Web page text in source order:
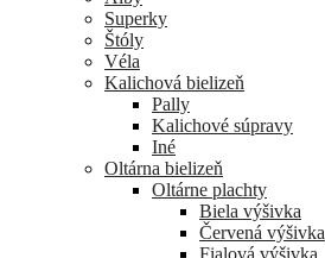
Superky
Štóly
Véla
Kalichová bielizeň
Pally
Kalichové súpravy
Iné
Oltárna bielizeň
Oltárne plachty
Biela výšivka
Červená výšivka
Fialová výšivka